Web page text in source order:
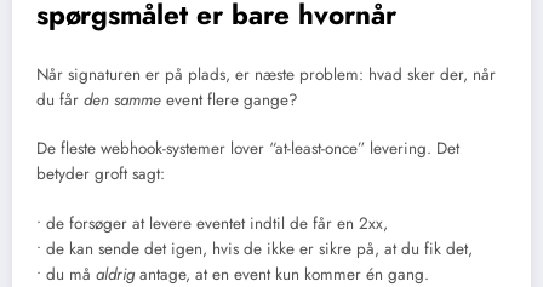
spørgsmålet er bare hvornår
Når signaturen er på plads, er næste problem: hvad sker der, når
du får den samme event flere gange?
De fleste webhook-systemer lover “at-least-once” levering. Det
betyder groft sagt:
• de forsøger at levere eventet indtil de får en 2xx,
• de kan sende det igen, hvis de ikke er sikre på, at du fik det,
• du må aldrigantage, at en event kun kommer én gang.